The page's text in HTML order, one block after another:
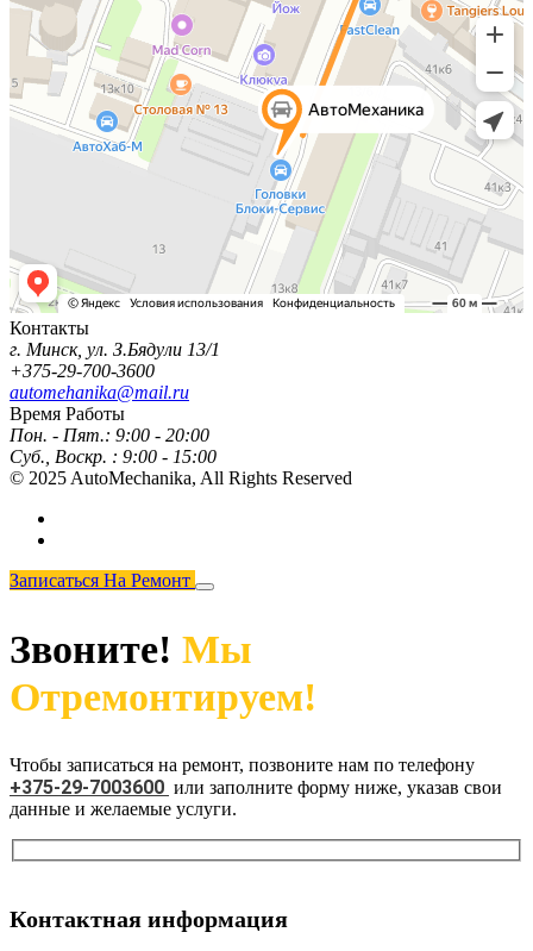
Контакты
г. Минск, ул. З.Бядули 13/1
+375-29-700-3600
automehanika@mail.ru
Время Работы
Пон. - Пят.: 9:00 - 20:00
Суб., Воскр. : 9:00 - 15:00
© 2025 AutoMechanika, All Rights Reserved
Записаться На Ремонт
Звоните! Мы
Отремонтируем!
Чтобы записаться на ремонт, позвоните нам по телефону
+375-29-7003600 или заполните форму ниже, указав свои
данные и желаемые услуги.
Контактная информация